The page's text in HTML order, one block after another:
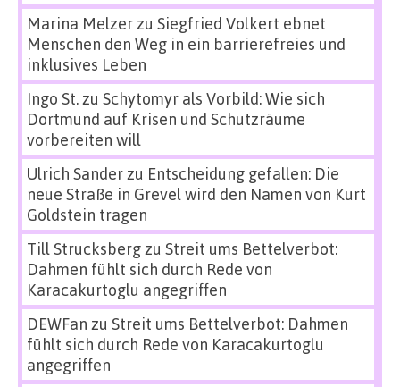
Marina Melzerzu Siegfried Volkert ebnet
Menschen den Weg in ein barrierefreies und
inklusives Leben
Ingo St.zu Schytomyr als Vorbild: Wie sich
Dortmund auf Krisen und Schutzräume
vorbereiten will
Ulrich Sanderzu Entscheidung gefallen: Die
neue Straße in Grevel wird den Namen von Kurt
Goldstein tragen
Till Strucksbergzu Streit ums Bettelverbot:
Dahmen fühlt sich durch Rede von
Karacakurtoglu angegriffen
DEWFan zu Streit ums Bettelverbot: Dahmen
fühlt sich durch Rede von Karacakurtoglu
angegriffen